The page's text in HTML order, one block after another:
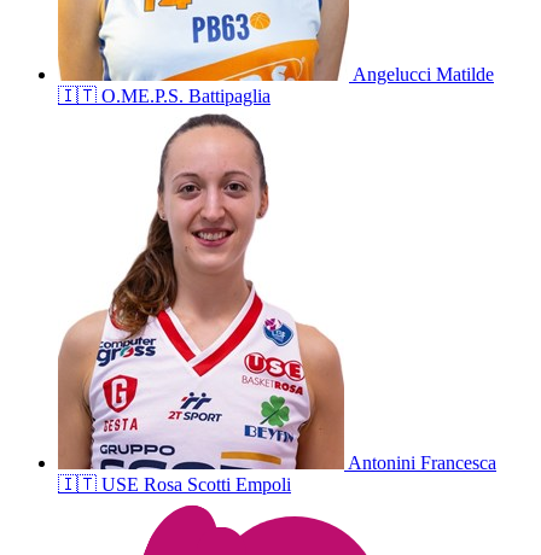
Angelucci Matilde
🇮🇹 O.ME.P.S. Battipaglia
Antonini Francesca
🇮🇹 USE Rosa Scotti Empoli